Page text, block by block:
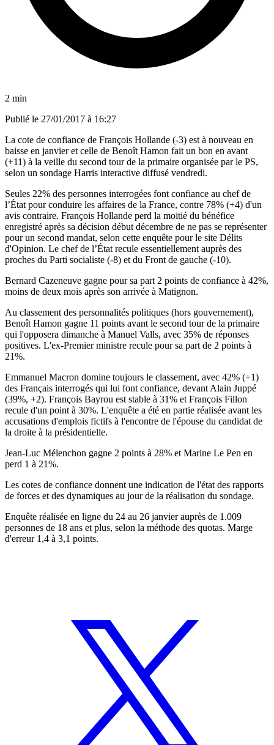
2 min
Publié le 27/01/2017 à 16:27
La cote de confiance de François Hollande (-3) est à nouveau en
baisse en janvier et celle de Benoît Hamon fait un bon en avant
(+11) à la veille du second tour de la primaire organisée par le PS,
selon un sondage Harris interactive diffusé vendredi.
Seules 22% des personnes interrogées font confiance au chef de
l’État pour conduire les affaires de la France, contre 78% (+4) d'un
avis contraire. François Hollande perd la moitié du bénéfice
enregistré après sa décision début décembre de ne pas se représenter
pour un second mandat, selon cette enquête pour le site Délits
d'Opinion. Le chef de l’État recule essentiellement auprès des
proches du Parti socialiste (-8) et du Front de gauche (-10).
Bernard Cazeneuve gagne pour sa part 2 points de confiance à 42%,
moins de deux mois après son arrivée à Matignon.
Au classement des personnalités politiques (hors gouvernement),
Benoît Hamon gagne 11 points avant le second tour de la primaire
qui l'opposera dimanche à Manuel Valls, avec 35% de réponses
positives. L'ex-Premier ministre recule pour sa part de 2 points à
21%.
Emmanuel Macron domine toujours le classement, avec 42% (+1)
des Français interrogés qui lui font confiance, devant Alain Juppé
(39%, +2). François Bayrou est stable à 31% et François Fillon
recule d'un point à 30%. L'enquête a été en partie réalisée avant les
accusations d'emplois fictifs à l'encontre de l'épouse du candidat de
la droite à la présidentielle.
Jean-Luc Mélenchon gagne 2 points à 28% et Marine Le Pen en
perd 1 à 21%.
Les cotes de confiance donnent une indication de l'état des rapports
de forces et des dynamiques au jour de la réalisation du sondage.
Enquête réalisée en ligne du 24 au 26 janvier auprès de 1.009
personnes de 18 ans et plus, selon la méthode des quotas. Marge
d'erreur 1,4 à 3,1 points.